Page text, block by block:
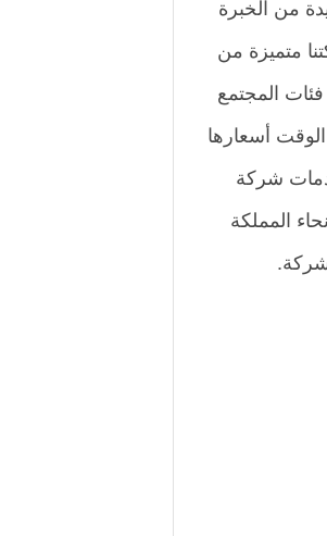
من الخبرة
متميزة من
المجتمع
أسعارها
شركة
المملكة